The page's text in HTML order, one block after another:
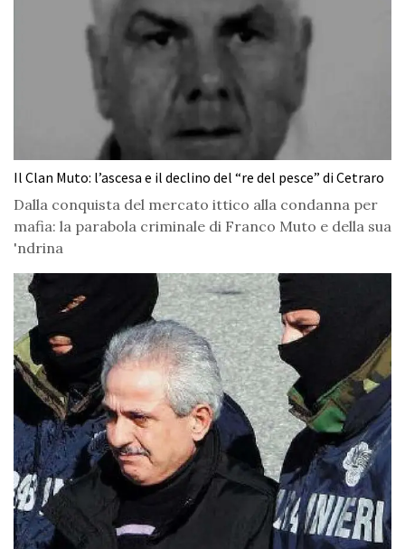
Il Clan Muto: l’ascesa e il declino del “re del pesce” di Cetraro
Dalla conquista del mercato ittico alla condanna per
mafia: la parabola criminale di Franco Muto e della sua
'ndrina